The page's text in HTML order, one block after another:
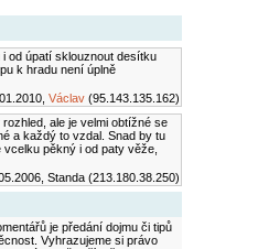
od úpatí sklouznout desítku
k hradu není úplně
Václav(95.143.135.162)
ale je velmi obtížné se
a každý to vzdal. Snad by tu
pěkný i od paty věže,
Standa (213.180.38.250)
je předání dojmu či tipů
Vyhrazujeme si právo